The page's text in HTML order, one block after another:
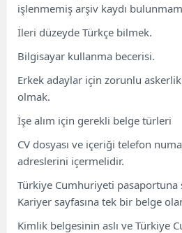
işlenmemiş arşiv kaydı
İleri düzeyde Türkçe bilmek.
Bilgisayar kullanma becerisi.
Erkek adaylar için zorunlu
olmak.
İşe alım için gerekli belge türleri
CV dosyası ve içeriği telefon
adreslerini içermelidir.
Türkiye Cumhuriyeti
Kariyer sayfasına tek bir belge
Kimlik belgesinin aslı ve Türkiye